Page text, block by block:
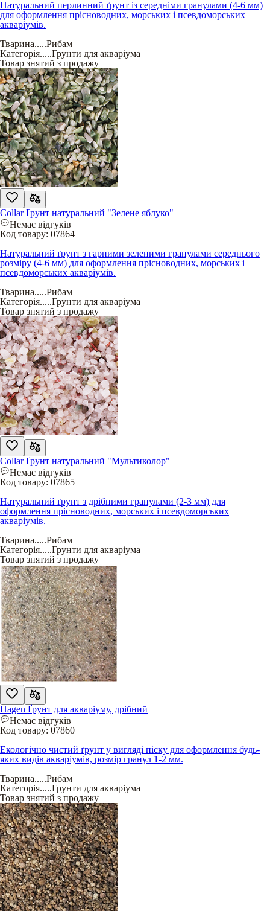
Натуральний перлинний ґрунт із середніми гранулами (4-6 мм)
для оформлення прісноводних, морських і псевдоморських
акваріумів.
Тварина.....Рибам
Категорія.....Грунти для акваріума
Товар знятий з продажу
Collar Ґрунт натуральний "Зелене яблуко"
Немає відгуків
Код товару: 07864
Натуральний ґрунт з гарними зеленими гранулами середнього
розміру (4-6 мм) для оформлення прісноводних, морських і
псевдоморських акваріумів.
Тварина.....Рибам
Категорія.....Грунти для акваріума
Товар знятий з продажу
Collar Ґрунт натуральний "Мультиколор"
Немає відгуків
Код товару: 07865
Натуральний ґрунт з дрібними гранулами (2-3 мм) для
оформлення прісноводних, морських і псевдоморських
акваріумів.
Тварина.....Рибам
Категорія.....Грунти для акваріума
Товар знятий з продажу
Hagen Ґрунт для акваріуму, дрібний
Немає відгуків
Код товару: 07860
Екологічно чистий ґрунт у вигляді піску для оформлення будь-
яких видів акваріумів, розмір гранул 1-2 мм.
Тварина.....Рибам
Категорія.....Грунти для акваріума
Товар знятий з продажу